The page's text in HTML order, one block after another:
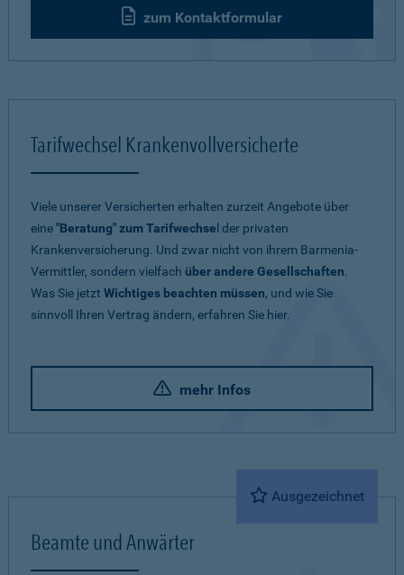
zum Kontaktformular
Tarifwechsel Krankenvollversicherte
Viele unserer Versicherten erhalten zurzeit Angebote über
eine"Beratung" zum Tarifwechse l der privaten
Krankenversicherung. Und zwar nicht von ihrem Barmenia-
Vermittler, sondern vielfach über andere Gesellschaften.
Was Sie jetzt Wichtiges beachten müssen, und wie Sie
sinnvoll Ihren Vertrag ändern, erfahren Sie hier.
mehr Infos
Ausgezeichnet
Beamte und Anwärter